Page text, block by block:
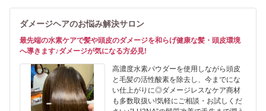
ダメージヘアのお悩み解決サロン
最先端の水素ケアで髪や頭皮のダメージを和らげ健康な髪・頭皮環境
へ導きます♪ダメージが気になる方必見!
高濃度水素パウダーを使用しながら頭皮
と毛髪の活性酸素を除去し、今までにな
い仕上がりに◎ダメージレスなケア商材
も多数取扱い!気軽にご相談・お試しくだ